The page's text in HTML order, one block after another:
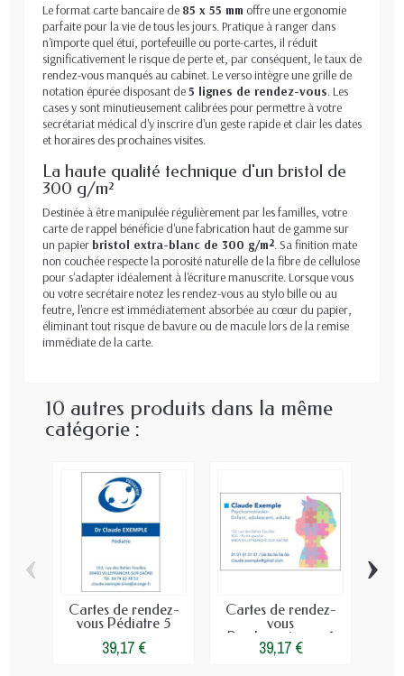
Le format carte bancaire de 85 x 55 mm offre une ergonomie
parfaite pour la vie de tous les jours. Pratique à ranger dans
n'importe quel étui, portefeuille ou porte-cartes, il réduit
significativement le risque de perte et, par conséquent, le taux de
rendez-vous manqués au cabinet. Le verso intègre une grille de
notation épurée disposant de5 lignes de rendez-vous. Les
cases y sont minutieusement calibrées pour permettre à votre
secrétariat médical d'y inscrire d'un geste rapide et clair les dates
et horaires des prochaines visites.
La haute qualité technique d'un bristol de
300 g/m²
Destinée à être manipulée régulièrement par les familles, votre
carte de rappel bénéficie d'une fabrication haut de gamme sur
un papier bristol extra-blanc de 300 g/m². Sa finition mate
non couchée respecte la porosité naturelle de la fibre de cellulose
pour s'adapter idéalement à l'écriture manuscrite. Lorsque vous
ou votre secrétaire notez les rendez-vous au stylo bille ou au
feutre, l'encre est immédiatement absorbée au cœur du papier,
éliminant tout risque de bavure ou de macule lors de la remise
immédiate de la carte.
10 autres produits dans la même
catégorie :
Cartes de rendez-
vous Pédiatre 5
39,17 €
Cartes de rendez-
vous
Psychomotricien 1
39,17 €
‹ ›